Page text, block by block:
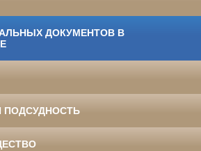
ДОКУМЕНТОВ В
ПОДСУДНОСТЬ